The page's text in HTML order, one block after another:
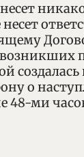
о
48-ми